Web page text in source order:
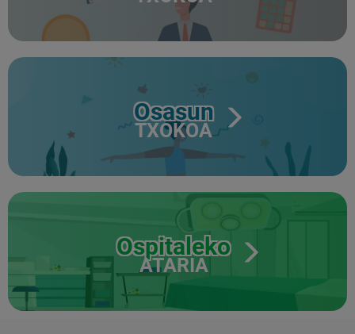
Osasun
TXOKOA
Ospitaleko
ATARIA